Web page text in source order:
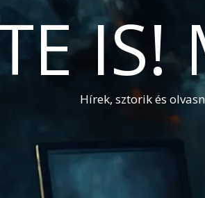
Hírek, sztorik és